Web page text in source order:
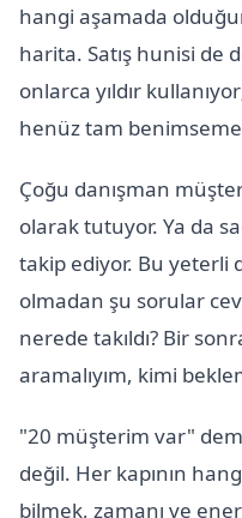
hangi aşamada
harita. Satış hunisi de
onlarca yıldır
henüz tam
Çoğu danışman
olarak tutuyor. Ya da
takip ediyor. Bu yeterli
olmadan şu sorular
nerede takıldı? Bir
aramalıyım, kimi
"20 müşterim var"
değil. Her kapının
bilmek, zamanı ve